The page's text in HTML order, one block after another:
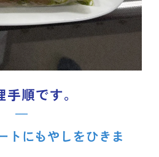
順です。
にもやしをひきま